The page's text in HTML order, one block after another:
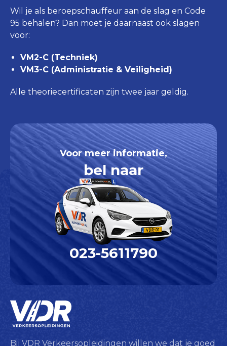
Wil je als beroepschauffeur aan de slag en Code
95 behalen? Dan moet je daarnaast ook slagen
voor:
VM2-C (Techniek)
VM3-C (Administratie & Veiligheid)
Alle theoriecertificaten zijn twee jaar geldig.
Voor meer informatie,
bel naar
023-5611790
Bij VDR Verkeersopleidingen willen we dat je goed